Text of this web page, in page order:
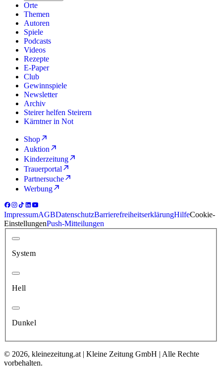
Orte
Themen
Autoren
Spiele
Podcasts
Videos
Rezepte
E-Paper
Club
Gewinnspiele
Newsletter
Archiv
Steirer helfen Steirern
Kärntner in Not
Shop
Auktion
Kinderzeitung
Trauerportal
Partnersuche
Werbung
ImpressumAGBDatenschutzBarrierefreiheitserklärungHilfeCookie-
EinstellungenPush-Mitteilungen
System
Hell
Dunkel
© 2026, kleinezeitung.at | Kleine Zeitung GmbH | Alle Rechte
vorbehalten.